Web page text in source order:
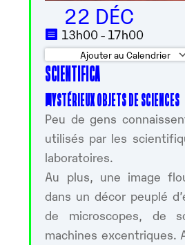
22 DÉC
13h00 - 17h00
Ajouter au Calendrier
Télécharger ICS
SCIENTIFICA
MYSTÉRIEUX OBJETS DE SCIENCES
Peu de gens
utilisés par les
laboratoires.
Au plus, une image
dans un décor peuplé
de microscopes, de
machines excentriques.